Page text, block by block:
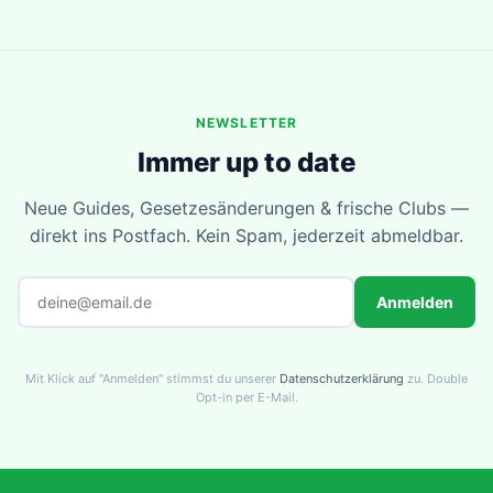
Unter 18°C wächst sie merklich langsamer, unter 14°C
und Wintergrows geeignet.
NEWSLETTER
Immer up to date
Neue Guides, Gesetzesänderungen & frische Clubs —
direkt ins Postfach. Kein Spam, jederzeit abmeldbar.
Anmelden
Mit Klick auf "Anmelden" stimmst du unserer Datenschutzerklärung zu. Double
Opt-in per E-Mail.